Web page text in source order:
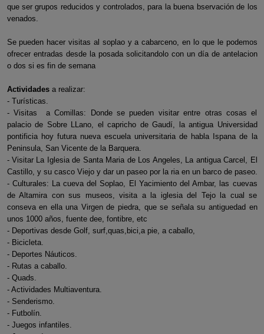
que ser grupos reducidos y controlados, para la buena bservación de los
venados.
Se pueden hacer visitas al soplao y a cabarceno, en lo que le podemos
ofrecer entradas desde la posada solicitandolo con un día de antelacion
o dos si es fin de semana
Actividadesa realizar:
- Turísticas.
- Visitas a Comillas: Donde se pueden visitar entre otras cosas el
palacio de Sobre LLano, el capricho de Gaudí, la antigua Universidad
pontificia hoy futura nueva escuela universitaria de habla Ispana de la
Peninsula, San Vicente de la Barquera.
- Visitar La Iglesia de Santa Maria de Los Angeles, La antigua Carcel, El
Castillo, y su casco Viejo y dar un paseo por la ria en un barco de paseo.
- Culturales: La cueva del Soplao, El Yacimiento del Ambar, las cuevas
de Altamira con sus museos, visita a la iglesia del Tejo la cual se
conseva en ella una Virgen de piedra, que se señala su antiguedad en
unos 1000 años, fuente dee, fontibre, etc
- Deportivas desde Golf, surf,quas,bici,a pie, a caballo,
- Bicicleta.
- Deportes Náuticos.
- Rutas a caballo.
- Quads.
- Actividades Multiaventura.
- Senderismo.
- Futbolín.
- Juegos infantiles.